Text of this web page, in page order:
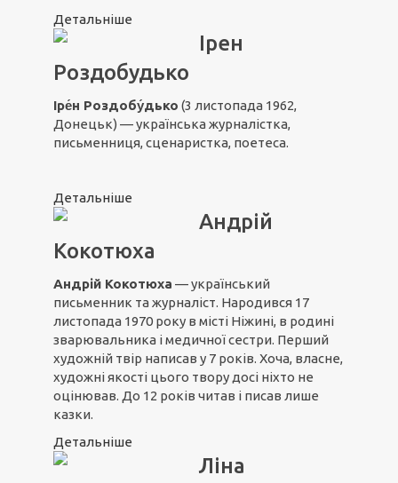
Детальніше
Ірен
Роздобудько
Іре́н Роздобу́дько (3 листопада 1962,
Донецьк) — українська журналістка,
письменниця, сценаристка, поетеса.
Детальніше
Андрій
Кокотюха
Андрій Кокотюха — український
письменник та журналіст. Народився 17
листопада 1970 року в місті Ніжині, в родині
зварювальника і медичної сестри. Перший
художній твір написав у 7 років. Хоча, власне,
художні якості цього твору досі ніхто не
оцінював. До 12 років читав і писав лише
казки.
Детальніше
Ліна